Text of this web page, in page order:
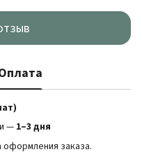
— 1–3 дня
оформления заказа.